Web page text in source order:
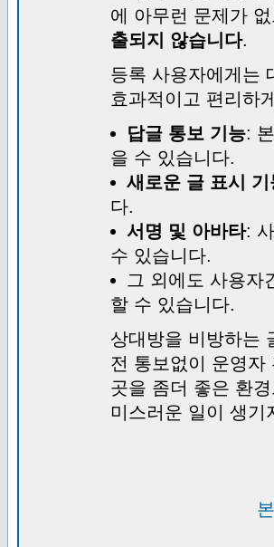
에 아무런 문제가
출되지 않습니다.
등록 사용자에게는
효과적이고 편리하
답글 통보 기능:
을 수 있습니다.
새로운 글 표시 기
다.
서명 및 아바타:
수 있습니다.
그 외에도 사용자
할 수 있습니다.
상대방을 비방하는
전 통보없이 운영자
곳을 좀더 좋은 환
미스러운 일이 생